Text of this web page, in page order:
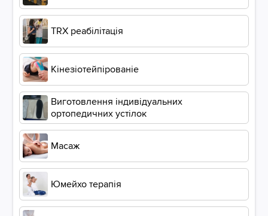
ТRХ реабілітація
Кінезіотейпірованіе
Виготовлення індивідуальних
ортопедичних устілок
Масаж
Юмейхо терапія